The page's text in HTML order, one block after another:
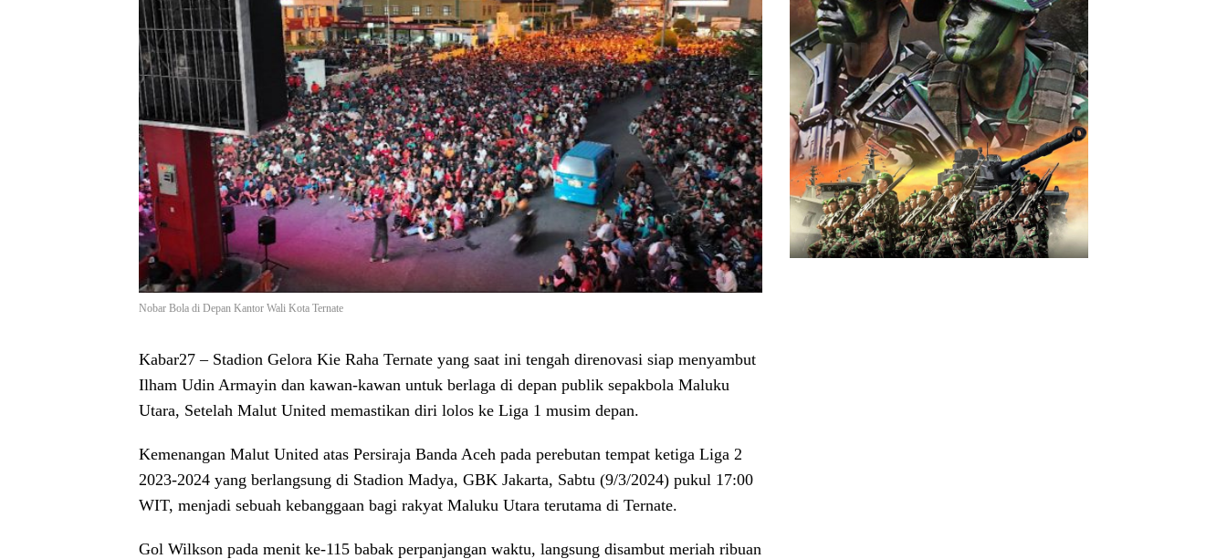
Nobar Bola di Depan Kantor Wali Kota Ternate
Kabar27 – Stadion Gelora Kie Raha Ternate yang saat ini tengah direnovasi siap menyambut
Ilham Udin Armayin dan kawan-kawan untuk berlaga di depan publik sepakbola Maluku
Utara, Setelah Malut United memastikan diri lolos ke Liga 1 musim depan.
Kemenangan Malut United atas Persiraja Banda Aceh pada perebutan tempat ketiga Liga 2
2023-2024 yang berlangsung di Stadion Madya, GBK Jakarta, Sabtu (9/3/2024) pukul 17:00
WIT, menjadi sebuah kebanggaan bagi rakyat Maluku Utara terutama di Ternate.
Gol Wilkson pada menit ke-115 babak perpanjangan waktu, langsung disambut meriah ribuan